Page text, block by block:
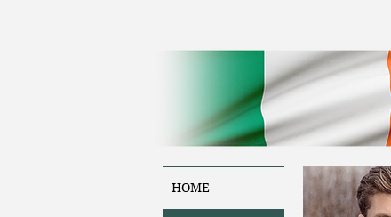
HOME